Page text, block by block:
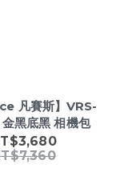
凡賽斯】VRS-
黑底黑 相機包